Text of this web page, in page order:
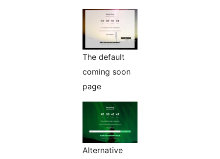
The default
coming soon
page
Alternative